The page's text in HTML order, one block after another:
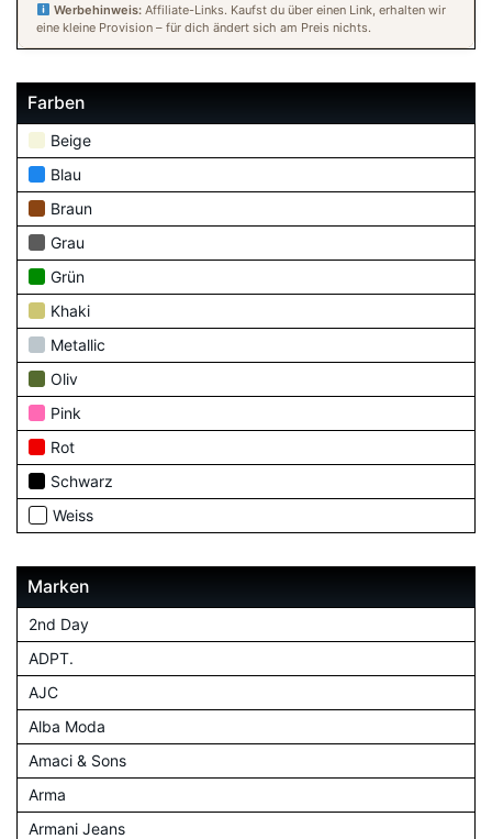
Werbehinweis:Affiliate-Links. Kaufst du über einen Link, erhalten wir
eine kleine Provision – für dich ändert sich am Preis nichts.
Farben
Beige
Blau
Braun
Grau
Grün
Khaki
Metallic
Oliv
Pink
Rot
Schwarz
Weiss
Marken
2nd Day
ADPT.
AJC
Alba Moda
Amaci & Sons
Arma
Armani Jeans